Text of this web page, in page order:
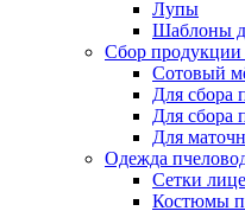
Лупы
Шаблоны
Сбор продукции
Сотовый
Для сбора
Для сбора
Для
Одежда
Сетки
Костюмы